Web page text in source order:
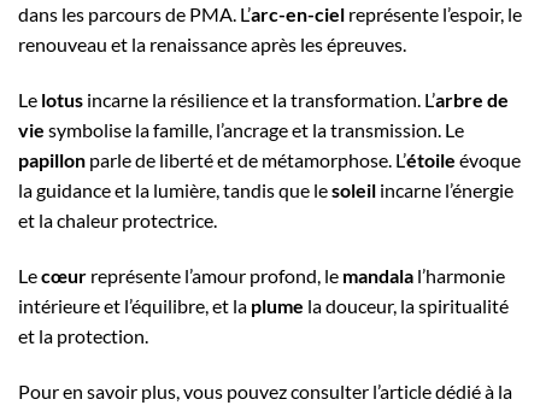
dans les parcours de PMA. L’arc-en-ciel représente l’espoir, le
renouveau et la renaissance après les épreuves.
Le lotus incarne la résilience et la transformation. L’arbre de
vie symbolise la famille, l’ancrage et la transmission. Le
papillon parle de liberté et de métamorphose. L’étoile évoque
la guidance et la lumière, tandis que lesoleil incarne l’énergie
et la chaleur protectrice.
Lecœur représente l’amour profond, le mandala l’harmonie
intérieure et l’équilibre, et la plume la douceur, la spiritualité
et la protection.
Pour en savoir plus, vous pouvez consulter l’article dédié à la